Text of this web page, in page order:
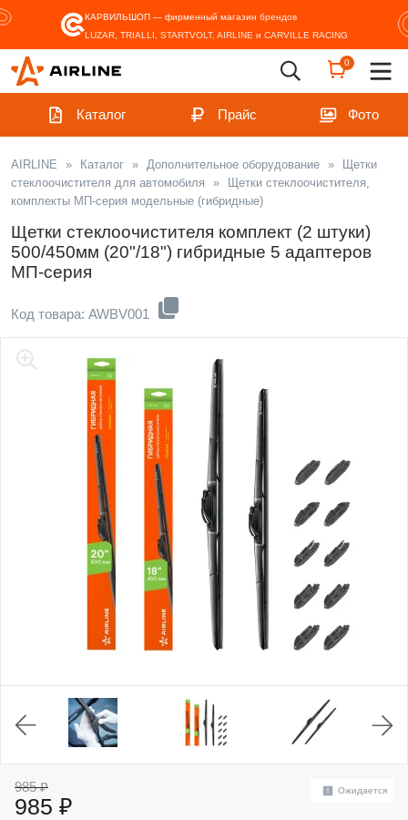
КАРВИЛЬШОП — фирменный магазин брендов
LUZAR, TRIALLI, STARTVOLT, AIRLINE и CARVILLE RACING
0
Каталог Прайс Фото
AIRLINE » Каталог » Дополнительное оборудование »
Щетки
стеклоочистителя для автомобиля
»
Щетки стеклоочистителя,
комплекты МП-серия модельные (гибридные)
Щетки стеклоочистителя комплект (2 штуки)
500/450мм (20"/18") гибридные 5 адаптеров
МП-серия
Код товара: AWBV001
985 ₽
985 ₽
Ожидается